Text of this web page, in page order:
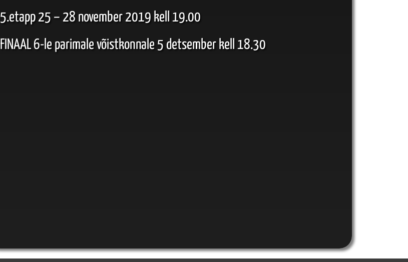
5.etapp 25 – 28 november 2019 kell 19.00
FINAAL 6-le parimale võistkonnale 5 detsember kell 18.30